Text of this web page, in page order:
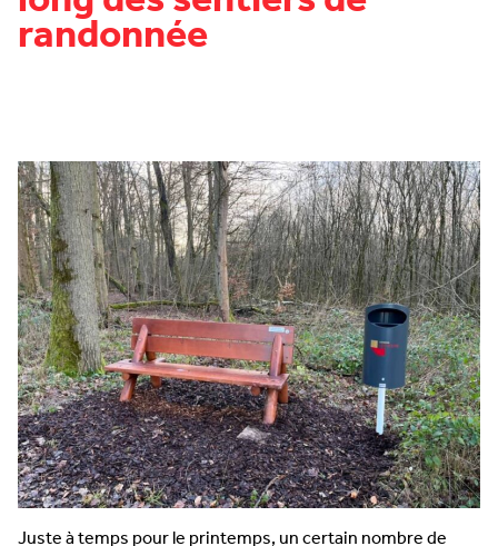
randonnée
Juste à temps pour le printemps, un certain nombre de